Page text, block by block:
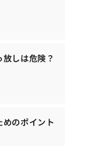
しは危険？
のポイント